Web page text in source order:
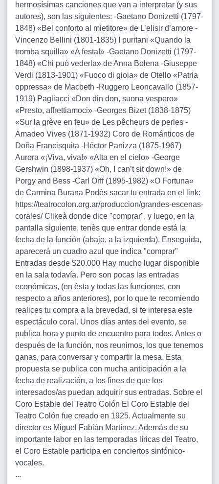
hermosísimas canciones que van a interpretar (y sus
autores), son las siguientes: -Gaetano Donizetti (1797-
1848) «Bel conforto al mietitore» de L’elisir d’amore -
Vincenzo Bellini (1801-1835) I puritani «Quando la
tromba squilla» «A festa!» -Gaetano Donizetti (1797-
1848) «Chi può vederla» de Anna Bolena -Giuseppe
Verdi (1813-1901) «Fuoco di gioia» de Otello «Patria
oppressa» de Macbeth -Ruggero Leoncavallo (1857-
1919) Pagliacci «Don din don, suona vespero»
«Presto, affrettiamoci» -Georges Bizet (1838-1875)
«Sur la grève en feu» de Les pêcheurs de perles -
Amadeo Vives (1871-1932) Coro de Románticos de
Doña Francisquita -Héctor Panizza (1875-1967)
Aurora «¡Viva, viva!» «Alta en el cielo» -George
Gershwin (1898-1937) «Oh, I can’t sit down!» de
Porgy and Bess -Carl Orff (1895-1982) «O Fortuna»
de Carmina Burana Podès sacar tu entrada en el link:
https://teatrocolon.org.ar/produccion/grandes-escenas-
corales/ Clikeà donde dice "comprar", y luego, en la
pantalla siguiente, tenès que entrar donde está la
fecha de la función (abajo, a la izquierda). Enseguida,
aparecerá un cuadro azul que indica "comprar"
Entradas desde $20.000 Hay mucho lugar disponible
en la sala todavía. Pero son pocas las entradas
económicas, (en èsta y todas las funciones, con
respecto a años anteriores), por lo que te recomiendo
realices tu compra a la brevedad, si te interesa este
espectáculo coral. Unos días antes del evento, se
publica hora y punto de encuentro para todos. Antes o
después de la función, nos reunimos, los que tenemos
ganas, para conversar y compartir la mesa. Esta
propuesta se publica con mucha anticipación a la
fecha de realización, a los fines de que los
interesados/as puedan adquirir sus entradas. Sobre el
Coro Estable del Teatro Colón El Coro Estable del
Teatro Colón fue creado en 1925. Actualmente su
director es Miguel Fabián Martínez. Además de su
importante labor en las temporadas líricas del Teatro,
el Coro Estable participa en conciertos sinfónico-
vocales.
...